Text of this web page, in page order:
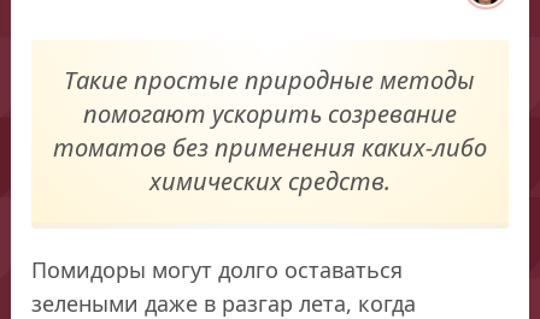
Такие простые природные методы
помогают ускорить созревание
томатов без применения каких-либо
химических средств.
Помидоры могут долго оставаться
зелеными даже в разгар лета, когда